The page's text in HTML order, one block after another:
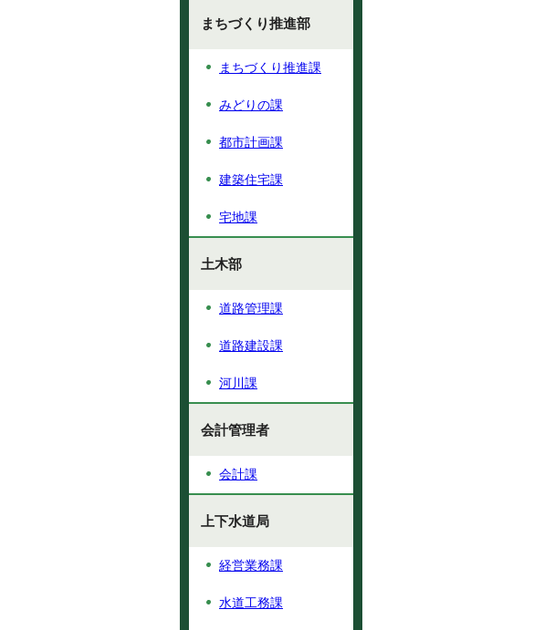
まちづくり推進部
まちづくり推進課
みどりの課
都市計画課
建築住宅課
宅地課
土木部
道路管理課
道路建設課
河川課
会計管理者
会計課
上下水道局
経営業務課
水道工務課